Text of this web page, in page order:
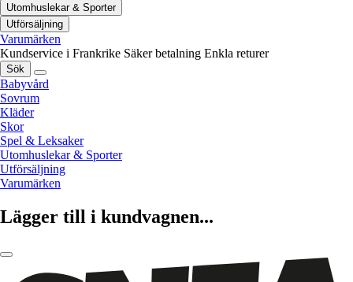
Utomhuslekar & Sporter
Utförsäljning
Varumärken
Kundservice i Frankrike Säker betalning Enkla returer
Sök
Babyvård
Sovrum
Kläder
Skor
Spel & Leksaker
Utomhuslekar & Sporter
Utförsäljning
Varumärken
Lägger till i kundvagnen...